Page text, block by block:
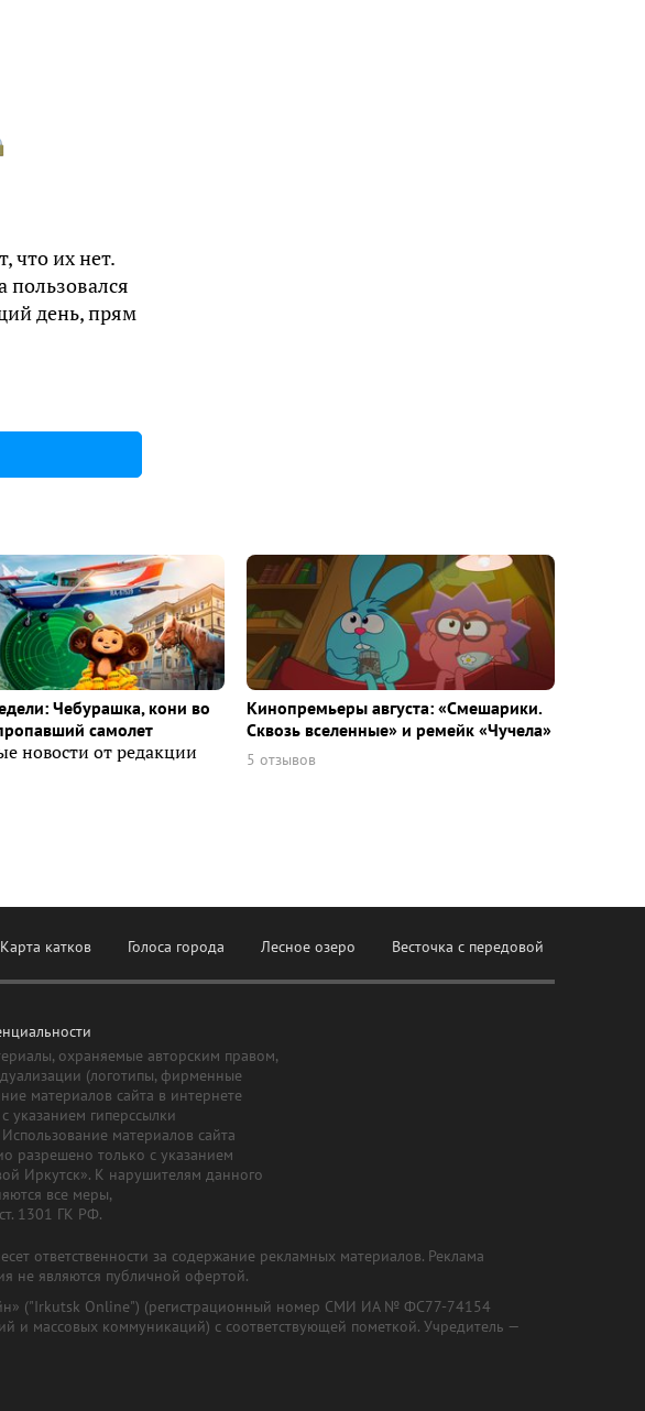
что их нет.
пользовался
день, прям
Чебурашка, кони во
самолет
новости от редакции
Кинопремьеры августа: «Смешарики.
Сквозь вселенные» и ремейк «Чучела»
5 отзывов
Карта катков Голоса города Лесное озеро Весточка с передовой
охраняемые авторским правом,
(логотипы, фирменные
материалов сайта в интернете
указанием гиперссылки
материалов сайта
разрешено только с указанием
Иркутск». К нарушителям данного
все меры,
1301 ГК РФ.
ответственности за содержание рекламных материалов. Реклама
не являются публичной офертой.
("Irkutsk Online") (регистрационный номер СМИ ИА № ФС77-74154
и массовых коммуникаций) с соответствующей пометкой. Учредитель —